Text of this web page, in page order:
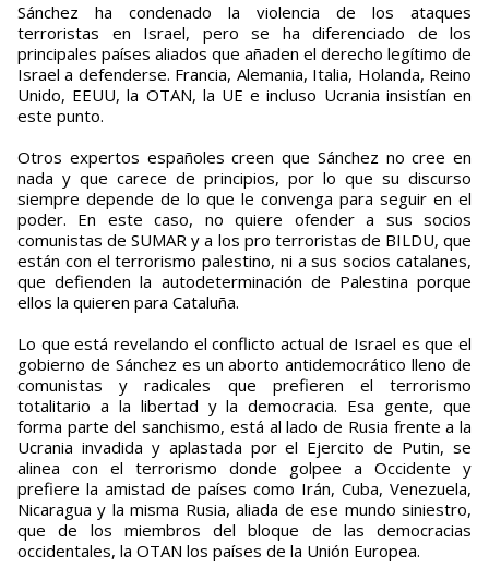
Sánchez ha condenado la violencia de los ataques
terroristas en Israel, pero se ha diferenciado de los
principales países aliados que añaden el derecho legítimo de
Israel a defenderse. Francia, Alemania, Italia, Holanda, Reino
Unido, EEUU, la OTAN, la UE e incluso Ucrania insistían en
este punto.
Otros expertos españoles creen que Sánchez no cree en
nada y que carece de principios, por lo que su discurso
siempre depende de lo que le convenga para seguir en el
poder. En este caso, no quiere ofender a sus socios
comunistas de SUMAR y a los pro terroristas de BILDU, que
están con el terrorismo palestino, ni a sus socios catalanes,
que defienden la autodeterminación de Palestina porque
ellos la quieren para Cataluña.
Lo que está revelando el conflicto actual de Israel es que el
gobierno de Sánchez es un aborto antidemocrático lleno de
comunistas y radicales que prefieren el terrorismo
totalitario a la libertad y la democracia. Esa gente, que
forma parte del sanchismo, está al lado de Rusia frente a la
Ucrania invadida y aplastada por el Ejercito de Putin, se
alinea con el terrorismo donde golpee a Occidente y
prefiere la amistad de países como Irán, Cuba, Venezuela,
Nicaragua y la misma Rusia, aliada de ese mundo siniestro,
que de los miembros del bloque de las democracias
occidentales, la OTAN los países de la Unión Europea.